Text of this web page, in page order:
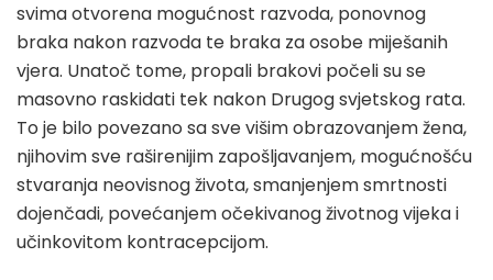
svima otvorena mogućnost razvoda, ponovnog
braka nakon razvoda te braka za osobe miješanih
vjera. Unatoč tome, propali brakovi počeli su se
masovno raskidati tek nakon Drugog svjetskog rata.
To je bilo povezano sa sve višim obrazovanjem žena,
njihovim sve raširenijim zapošljavanjem, mogućnošću
stvaranja neovisnog života, smanjenjem smrtnosti
dojenčadi, povećanjem očekivanog životnog vijeka i
učinkovitom kontracepcijom.